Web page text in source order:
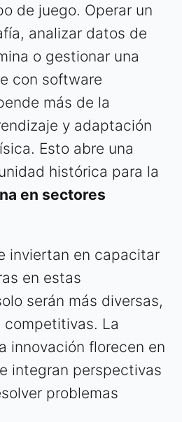
de juego. Operar un
analizar datos de
o gestionar una
con software
más de la
y adaptación
Esto abre una
histórica para la
en sectores
inviertan en capacitar
en estas
serán más diversas,
competitivas. La
innovación florecen en
integran perspectivas
problemas